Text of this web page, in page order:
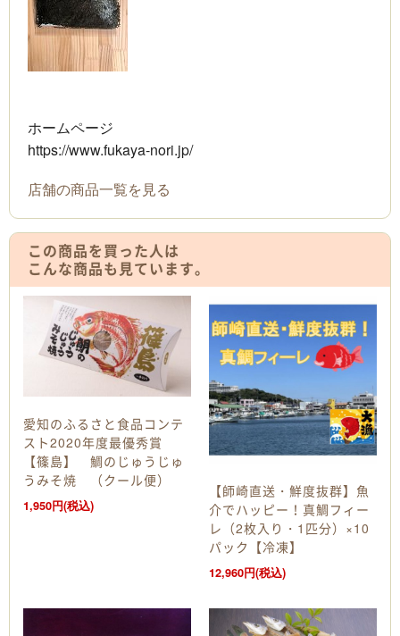
ホームページ
https://www.fukaya-nori.jp/
店舗の商品一覧を見る
この商品を買った人は
こんな商品も見ています。
愛知のふるさと食品コンテ
スト2020年度最優秀賞
【篠島】 鯛のじゅうじゅ
うみそ焼 （クール便）
1,950円(税込)
【師崎直送・鮮度抜群】魚
介でハッピー！真鯛フィー
レ（2枚入り・1匹分）×10
パック【冷凍】
12,960円(税込)